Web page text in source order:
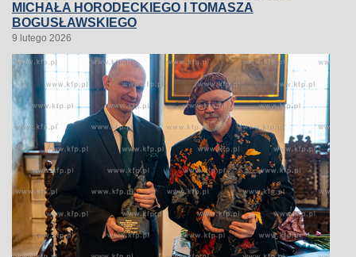
MICHAŁA HORODECKIEGO I TOMASZA
BOGUSŁAWSKIEGO
9 lutego 2026